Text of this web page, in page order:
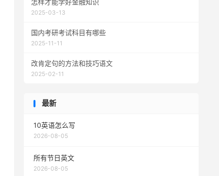
怎样才能学好金融知识
2025-03-13
国内考研考试科目有哪些
2025-11-11
改肯定句的方法和技巧语文
2025-02-11
最新
10英语怎么写
2026-08-05
所有节日英文
2026-08-05